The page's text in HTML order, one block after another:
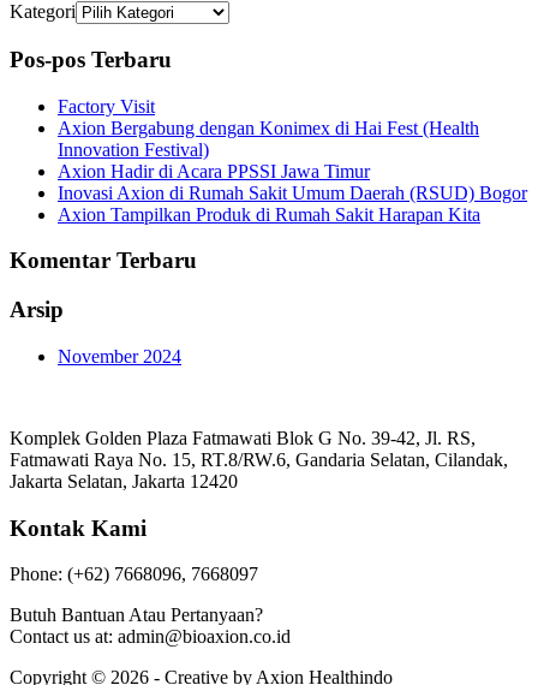
Kategori
Pos-pos Terbaru
Factory Visit
Axion Bergabung dengan Konimex di Hai Fest (Health
Innovation Festival)
Axion Hadir di Acara PPSSI Jawa Timur
Inovasi Axion di Rumah Sakit Umum Daerah (RSUD) Bogor
Axion Tampilkan Produk di Rumah Sakit Harapan Kita
Komentar Terbaru
Arsip
November 2024
Komplek Golden Plaza Fatmawati Blok G No. 39-42, Jl. RS,
Fatmawati Raya No. 15, RT.8/RW.6, Gandaria Selatan, Cilandak,
Jakarta Selatan, Jakarta 12420
Kontak Kami
Phone: (+62) 7668096, 7668097
Butuh Bantuan Atau Pertanyaan?
Contact us at: admin@bioaxion.co.id
Copyright © 2026 - Creative by Axion Healthindo